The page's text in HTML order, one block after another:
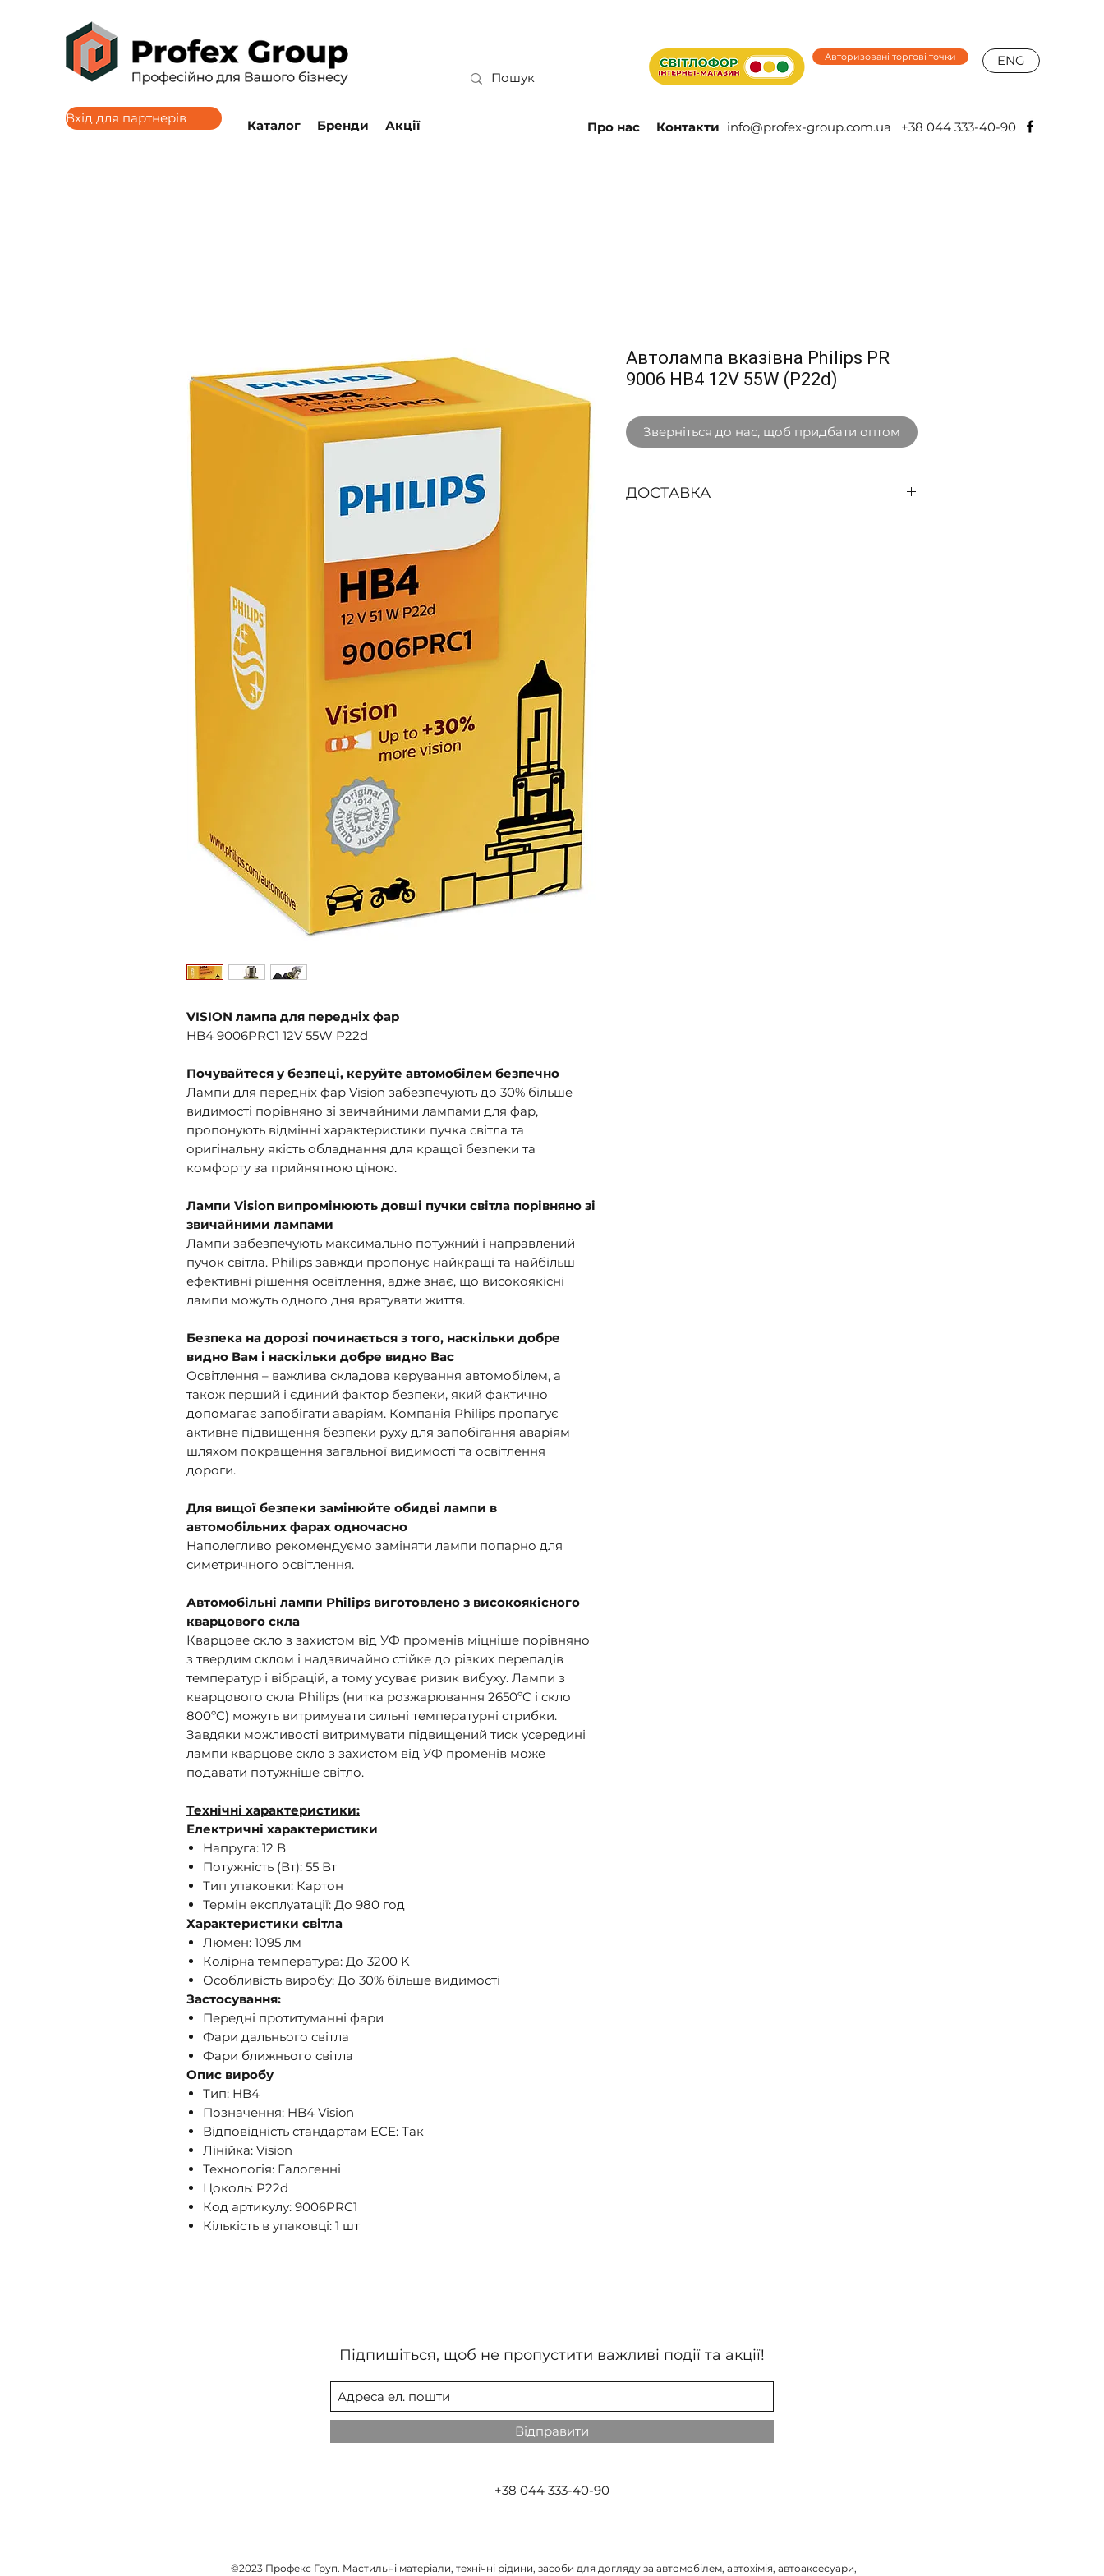
Авторизовані торгові точки ENG
Вхід для партнерів Каталог Бренди Акції Про нас Контакти info@profex-group.com.ua +38 044 333-40-90
VISION лампа для передніх фар
HB4 9006PRC1 12V 55W P22d
Почувайтеся у безпеці, керуйте автомобілем безпечно
Лампи для передніх фар Vision забезпечують до 30% більше
видимості порівняно зі звичайними лампами для фар,
пропонують відмінні характеристики пучка світла та
оригінальну якість обладнання для кращої безпеки та
комфорту за прийнятною ціною.
Лампи Vision випромінюють довші пучки світла порівняно зі
звичайними лампами
Лампи забезпечують максимально потужний і направлений
пучок світла. Philips завжди пропонує найкращі та найбільш
ефективні рішення освітлення, адже знає, що високоякісні
лампи можуть одного дня врятувати життя.
Безпека на дорозі починається з того, наскільки добре
видно Вам і наскільки добре видно Вас
Освітлення – важлива складова керування автомобілем, а
також перший і єдиний фактор безпеки, який фактично
допомагає запобігати аваріям. Компанія Philips пропагує
активне підвищення безпеки руху для запобігання аваріям
шляхом покращення загальної видимості та освітлення
дороги.
Для вищої безпеки замінюйте обидві лампи в
автомобільних фарах одночасно
Наполегливо рекомендуємо заміняти лампи попарно для
симетричного освітлення.
Автомобільні лампи Philips виготовлено з високоякісного
кварцового скла
Кварцове скло з захистом від УФ променів міцніше порівняно
з твердим склом і надзвичайно стійке до різких перепадів
температур і вібрацій, а тому усуває ризик вибуху. Лампи з
кварцового скла Philips (нитка розжарювання 2650ºC і скло
800ºC) можуть витримувати сильні температурні стрибки.
Завдяки можливості витримувати підвищений тиск усередині
лампи кварцове скло з захистом від УФ променів може
подавати потужніше світло.
Технічні характеристики:
Електричні характеристики
Напруга: 12 В
Потужність (Вт): 55 Вт
Тип упаковки: Картон
Термін експлуатації: До 980 год
Характеристики світла
Люмен: 1095 лм
Колірна температура: До 3200 K
Особливість виробу: До 30% більше видимості
Застосування:
Передні протитуманні фари
Фари дальнього світла
Фари ближнього світла
Опис виробу
Тип: HB4
Позначення: HB4 Vision
Відповідність стандартам ЕСЕ: Так
Лінійка: Vision
Технологія: Галогенні
Цоколь: P22d
Код артикулу: 9006PRC1
Кількість в упаковці: 1 шт
Автолампа вказівна Philips PR
9006 HB4 12V 55W (P22d)
Зверніться до нас, щоб придбати оптом
ДОСТАВКА
Підпишіться, щоб не пропустити важливі події та акції!
Відправити
+38 044 333-40-90
©2023 Профекс Груп. Мастильні матеріали, технічні рідини, засоби для догляду за автомобілем, автохімія, автоаксесуари,